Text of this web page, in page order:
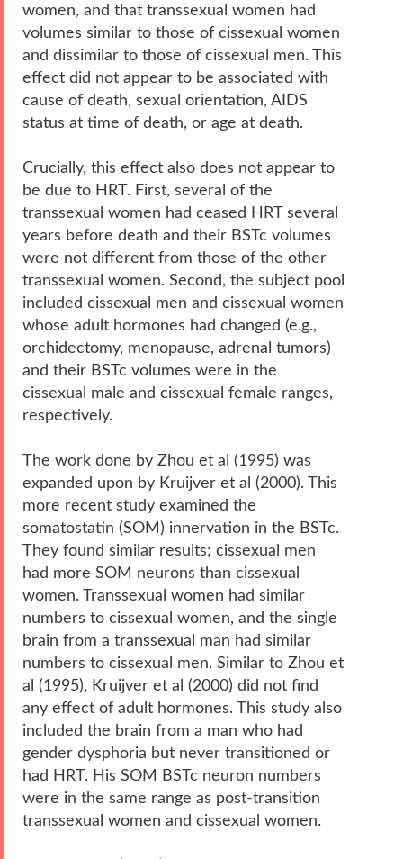
women, and that transsexual women had
volumes similar to those of cissexual women
and dissimilar to those of cissexual men. This
effect did not appear to be associated with
cause of death, sexual orientation, AIDS
status at time of death, or age at death.
Crucially, this effect also does not appear to
be due to HRT. First, several of the
transsexual women had ceased HRT several
years before death and their BSTc volumes
were not different from those of the other
transsexual women. Second, the subject pool
included cissexual men and cissexual women
whose adult hormones had changed (e.g.,
orchidectomy, menopause, adrenal tumors)
and their BSTc volumes were in the
cissexual male and cissexual female ranges,
respectively.
The work done by Zhou et al (1995) was
expanded upon by Kruijver et al (2000). This
more recent study examined the
somatostatin (SOM) innervation in the BSTc.
They found similar results; cissexual men
had more SOM neurons than cissexual
women. Transsexual women had similar
numbers to cissexual women, and the single
brain from a transsexual man had similar
numbers to cissexual men. Similar to Zhou et
al (1995), Kruijver et al (2000) did not find
any effect of adult hormones. This study also
included the brain from a man who had
gender dysphoria but never transitioned or
had HRT. His SOM BSTc neuron numbers
were in the same range as post-transition
transsexual women and cissexual women.